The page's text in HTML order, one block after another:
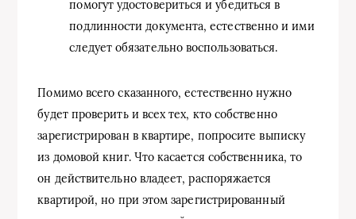
помогут удостовериться и убедиться в
подлинности документа, естественно и ими
следует обязательно воспользоваться.
Помимо всего сказанного, естественно нужно
будет проверить и всех тех, кто собственно
зарегистрирован в квартире, попросите выписку
из домовой книг. Что касается собственника, то
он действительно владеет, распоряжается
квартирой, но при этом зарегистрированный